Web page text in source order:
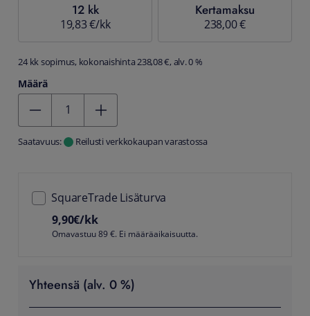
12 kk
19,83 €/kk
Kertamaksu
238,00 €
24 kk sopimus, kokonaishinta 238,08 €, alv. 0 %
Määrä
Saatavuus: Reilusti verkkokaupan varastossa
SquareTrade Lisäturva
9,90€/kk
Omavastuu 89 €. Ei määräaikaisuutta.
Yhteensä (alv. 0 %)